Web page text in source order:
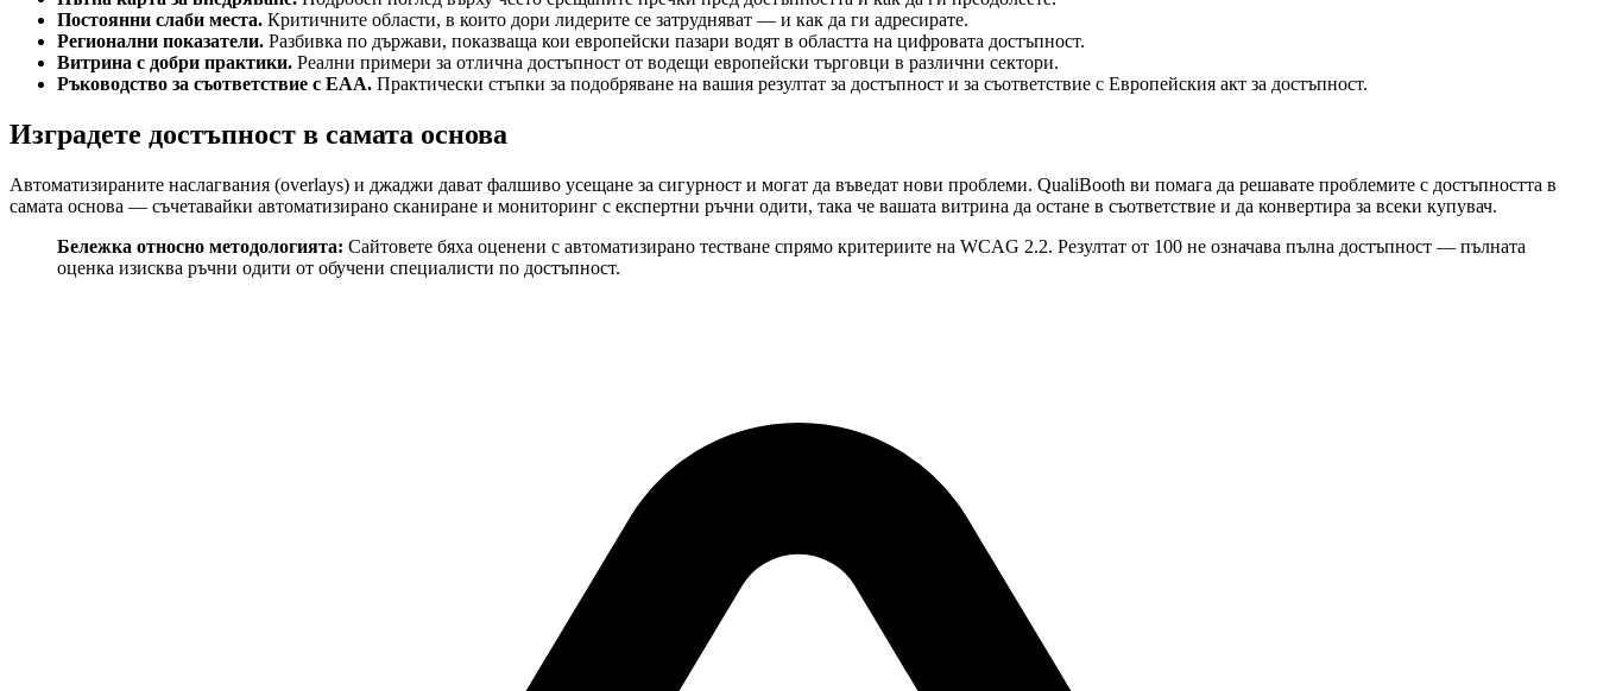
Постоянни слаби места. Критичните области, в които дори лидерите се затрудняват — и как да ги адресирате.
Регионални показатели. Разбивка по държави, показваща кои европейски пазари водят в областта на цифровата достъпност.
Витрина с добри практики. Реални примери за отлична достъпност от водещи европейски търговци в различни сектори.
Ръководство за съответствие с EAA. Практически стъпки за подобряване на вашия резултат за достъпност и за съответствие с Европейския акт за достъпност.
Изградете достъпност в самата основа
Автоматизираните наслагвания (overlays) и джаджи дават фалшиво усещане за сигурност и могат да въведат нови проблеми. QualiBooth ви помага да решавате проблемите с достъпността в
самата основа — съчетавайки автоматизирано сканиране и мониторинг с експертни ръчни одити, така че вашата витрина да остане в съответствие и да конвертира за всеки купувач.
Бележка относно методологията: Сайтовете бяха оценени с автоматизирано тестване спрямо критериите на WCAG 2.2. Резултат от 100 не означава пълна достъпност — пълната
оценка изисква ръчни одити от обучени специалисти по достъпност.